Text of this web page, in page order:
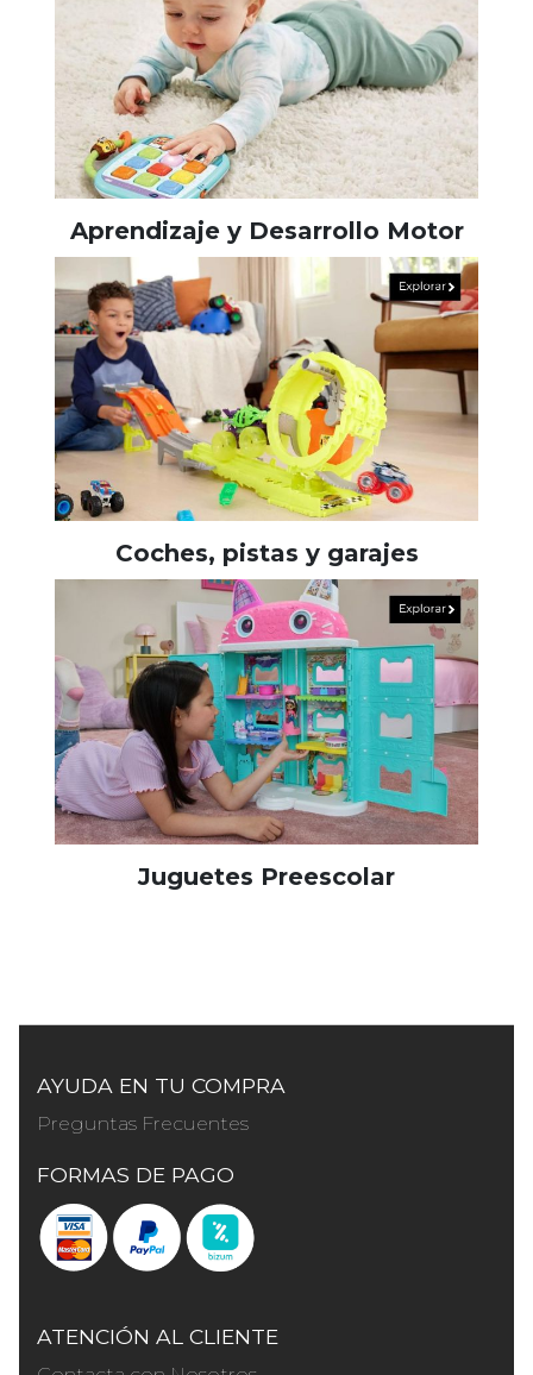
Aprendizaje y Desarrollo Motor
Coches, pistas y garajes
Juguetes Preescolar
AYUDA EN TU COMPRA
Preguntas Frecuentes
FORMAS DE PAGO
ATENCIÓN AL CLIENTE